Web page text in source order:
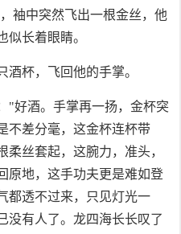
袖中突然飞出一根金丝，他
似长着眼睛。
酒杯，飞回他的手掌。
"好酒。手掌再一扬，金杯突
不差分毫，这金杯连杯带
丝套起，这腕力，准头，
原地，这手功夫更是难如登
都透不过来，只见灯光一
没有人了。龙四海长长叹了